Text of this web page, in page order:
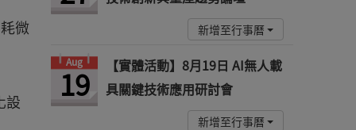
微
設
新增至行事曆
Aug
19
【實體活動】8月19日 AI無人載
具關鍵技術應用研討會
新增至行事曆